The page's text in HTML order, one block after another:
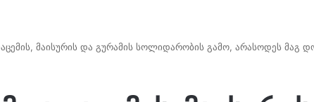
მაისურის და გურამის სოლიდარობის გამო, არასოდეს მაგ